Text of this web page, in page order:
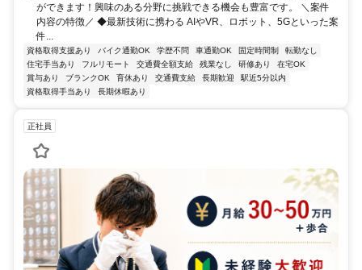
ができます！興味のある分野に挑戦できる機会も豊富です。 ＼案件
内容の特徴／ ◆最新技術に携わる AIやVR、ロボット、5Gといった案
件...
資格取得支援あり バイク通勤OK 学歴不問 車通勤OK 固定時間制
転勤なし
住宅手当あり
フルリモート 交通費全額支給 残業なし 研修あり
在宅OK
賞与あり
ブランクOK 育休あり 交通費支給 長期歓迎
駅近5分以内
資格取得手当あり
長期休暇あり
正社員